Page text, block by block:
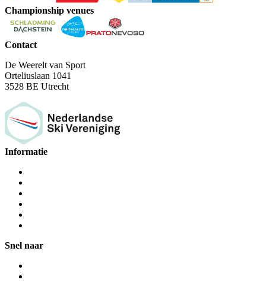
Championship venues
Contact
De Weerelt van Sport
Orteliuslaan 1041
3528 BE Utrecht
Informatie
Snel naar